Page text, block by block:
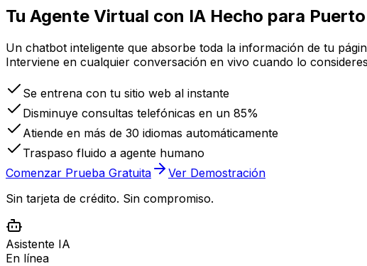
Tu Agente Virtual con IA Hecho para
Un chatbot inteligente que absorbe toda la información de tu
Interviene en cualquier conversación en vivo cuando lo
Se entrena con tu sitio web al instante
Disminuye consultas telefónicas en un 85%
Atiende en más de 30 idiomas automáticamente
Traspaso fluido a agente humano
Comenzar Prueba Gratuita
Ver Demostración
Sin tarjeta de crédito. Sin compromiso.
Asistente IA
En línea